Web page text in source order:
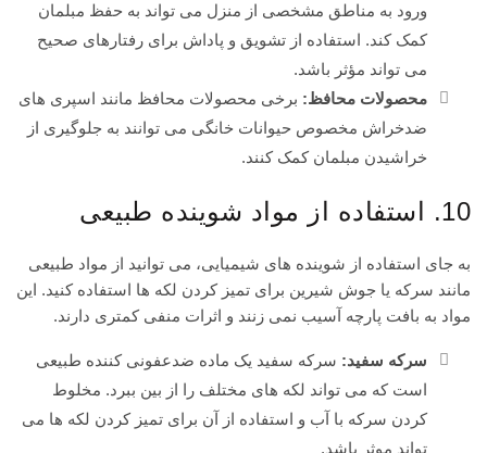
ورود به مناطق مشخصی از منزل می تواند به حفظ مبلمان
کمک کند. استفاده از تشویق و پاداش برای رفتارهای صحیح
می تواند مؤثر باشد.
محصولات محافظ: برخی محصولات محافظ مانند اسپری های
ضدخراش مخصوص حیوانات خانگی می توانند به جلوگیری از
خراشیدن مبلمان کمک کنند.
10. استفاده از مواد شوینده طبیعی
به جای استفاده از شوینده های شیمیایی، می توانید از مواد طبیعی
مانند سرکه یا جوش شیرین برای تمیز کردن لکه ها استفاده کنید. این
مواد به بافت پارچه آسیب نمی زنند و اثرات منفی کمتری دارند.
سرکه سفید: سرکه سفید یک ماده ضدعفونی کننده طبیعی
است که می تواند لکه های مختلف را از بین ببرد. مخلوط
کردن سرکه با آب و استفاده از آن برای تمیز کردن لکه ها می
تواند موثر باشد.